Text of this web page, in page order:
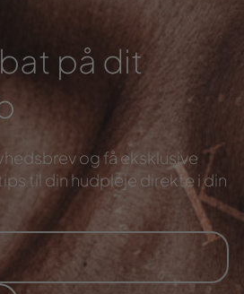
på dit
og få eksklusive
til din hudpleje direkte i din